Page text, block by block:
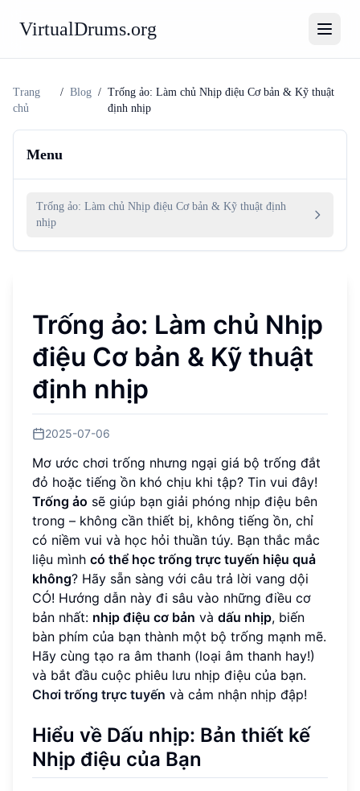
VirtualDrums.org
Trang
chủ
/ Blog / Trống ảo: Làm chủ Nhịp điệu Cơ bản & Kỹ thuật
định nhịp
Menu
Trống ảo: Làm chủ Nhịp điệu Cơ bản & Kỹ thuật định
nhịp
Trống ảo: Làm chủ Nhịp
điệu Cơ bản & Kỹ thuật
định nhịp
2025-07-06
Mơ ước chơi trống nhưng ngại giá bộ trống đắt
đỏ hoặc tiếng ồn khó chịu khi tập? Tin vui đây!
Trống ảo sẽ giúp bạn giải phóng nhịp điệu bên
trong – không cần thiết bị, không tiếng ồn, chỉ
có niềm vui và học hỏi thuần túy. Bạn thắc mắc
liệu mình có thể học trống trực tuyến hiệu quả
không? Hãy sẵn sàng với câu trả lời vang dội
CÓ! Hướng dẫn này đi sâu vào những điều cơ
bản nhất: nhịp điệu cơ bản và dấu nhịp, biến
bàn phím của bạn thành một bộ trống mạnh mẽ.
Hãy cùng tạo ra âm thanh (loại âm thanh hay!)
và bắt đầu cuộc phiêu lưu nhịp điệu của bạn.
Chơi trống trực tuyến và cảm nhận nhịp đập!
Hiểu về Dấu nhịp: Bản thiết kế
Nhịp điệu của Bạn